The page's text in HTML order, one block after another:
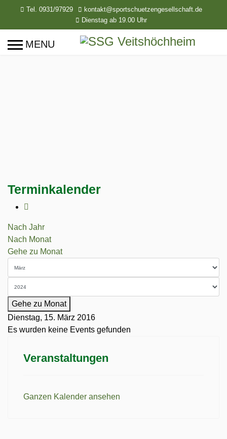
Tel. 0931/97929
kontakt@sportschuetzengesellschaft.de
Dienstag ab 19.00 Uhr
Terminkalender
Nach Jahr
Nach Monat
Gehe zu Monat
Gehe zu Monat
Dienstag, 15. März 2016
Es wurden keine Events gefunden
Veranstaltungen
Ganzen Kalender ansehen